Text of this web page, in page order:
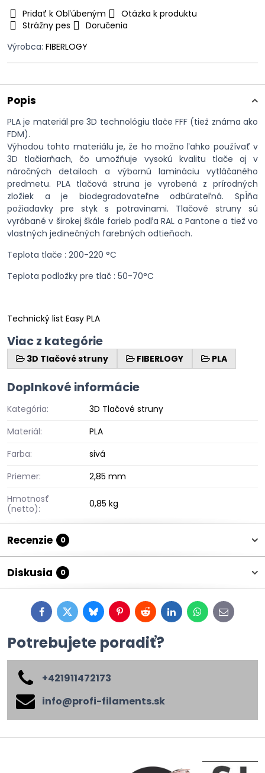
Pridať k Obľúbeným
Otázka k produktu
Strážny pes
Doručenia
Výrobca: FIBERLOGY
Popis
PLA je materiál pre 3D technológiu tlače FFF (tiež známa ako
FDM).
Výhodou tohto materiálu je, že ho možno ľahko používať v
3D tlačiarňach, čo umožňuje vysokú kvalitu tlače aj v
náročných detailoch a výbornú lamináciu vytláčaného
predmetu. PLA tlačová struna je vyrobená z prírodných
zložiek a je biodegradovateľne odbúrateľná. Spĺňa
požiadavky pre styk s potravinami. Tlačové struny sú
vyrábané v širokej škále farieb podľa RAL a Pantone a tiež vo
vlastných jedinečných farebných odtieňoch.
Teplota tlače : 200-220 °C
Teplota podložky pre tlač : 50-70°C
Technický list Easy PLA
Viac z kategórie
3D Tlačové struny FIBERLOGY PLA
Doplnkové informácie
Kategória:
3D Tlačové struny
Materiál:
PLA
Farba:
sivá
Priemer:
2,85 mm
Hmotnosť
(netto):
0,85 kg
Recenzie 0
Diskusia 0
FacebookTwitterBlueskyPinterestRedditLinkedInWhatsApp
E-
mail
Potrebujete poradiť?
+421911472173
info​@profi-filaments​.sk